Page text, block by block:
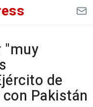
"muy
de
Pakistán